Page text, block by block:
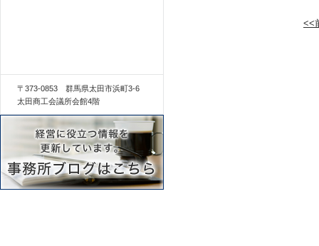
<<
〒373-0853 群馬県太田市浜町3-6
太田商工会議所会館4階